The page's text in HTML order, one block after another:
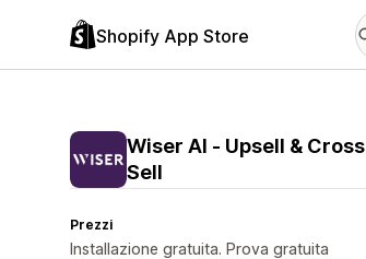
Shopify App Store
Wiser AI ‑ Upsell & Cross
Sell
Prezzi
Installazione gratuita. Prova gratuita